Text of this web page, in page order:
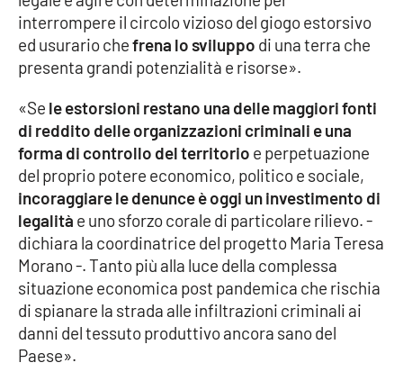
interrompere il circolo vizioso del giogo estorsivo
ed usurario chefrena lo sviluppo di una terra che
presenta grandi potenzialità e risorse».
«Se le estorsioni restano una delle maggiori fonti
di reddito delle organizzazioni criminali e una
forma di controllo del territorio e perpetuazione
del proprio potere economico, politico e sociale,
incoraggiare le denunce è oggi un investimento di
legalità e uno sforzo corale di particolare rilievo. -
dichiara la coordinatrice del progetto Maria Teresa
Morano -. Tanto più alla luce della complessa
situazione economica post pandemica che rischia
di spianare la strada alle infiltrazioni criminali ai
danni del tessuto produttivo ancora sano del
Paese».